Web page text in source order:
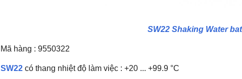
SW22 Shaking Water
Mã hàng : 9550322
SW22 có thang nhiệt độ làm việc : +20 ... +99.9 °C